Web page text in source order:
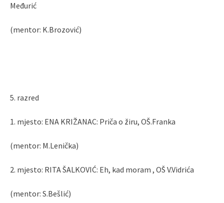
Međurić
(mentor: K.Brozović)
5. razred
1. mjesto: ENA KRIŽANAC: Priča o žiru, OŠ.Franka
(mentor: M.Lenička)
2. mjesto: RITA ŠALKOVIĆ: Eh, kad moram , OŠ V.Vidrića
(mentor: S.Bešlić)